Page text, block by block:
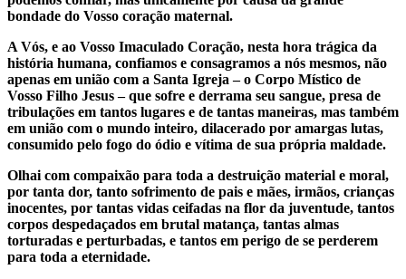
bondade do Vosso coração maternal.
A Vós, e ao Vosso Imaculado Coração, nesta hora trágica da
história humana, confiamos e consagramos a nós mesmos, não
apenas em união com a Santa Igreja – o Corpo Místico de
Vosso Filho Jesus – que sofre e derrama seu sangue, presa de
tribulações em tantos lugares e de tantas maneiras, mas também
em união com o mundo inteiro, dilacerado por amargas lutas,
consumido pelo fogo do ódio e vítima de sua própria maldade.
Olhai com compaixão para toda a destruição material e moral,
por tanta dor, tanto sofrimento de pais e mães, irmãos, crianças
inocentes, por tantas vidas ceifadas na flor da juventude, tantos
corpos despedaçados em brutal matança, tantas almas
torturadas e perturbadas, e tantos em perigo de se perderem
para toda a eternidade.